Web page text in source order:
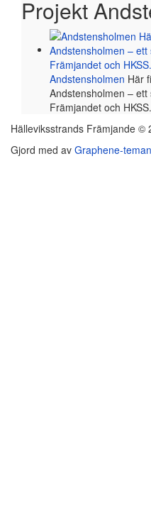
Projekt
Andstensholmen Här
Andstensholmen –
Främjandet och
Hälleviksstrands Främjande ©
Gjord med av Graphene-teman